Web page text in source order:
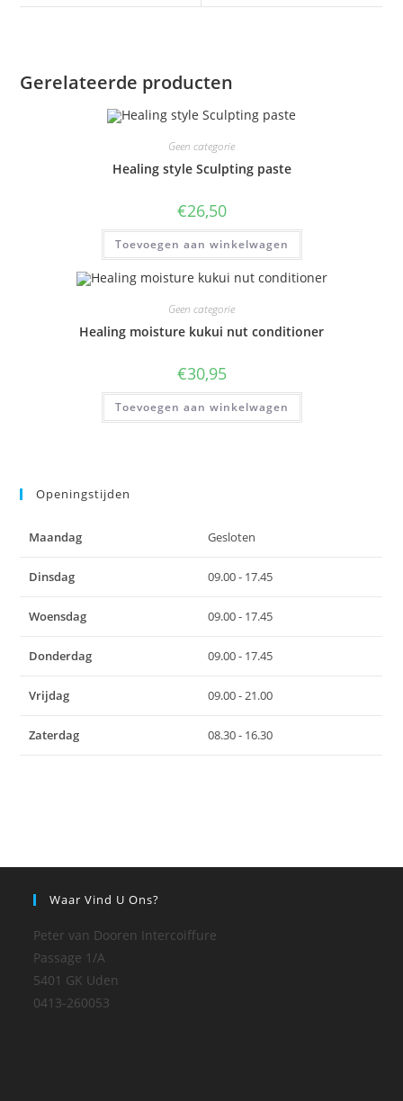
Gerelateerde producten
Geen categorie
Healing style Sculpting paste
€26,50
Toevoegen aan winkelwagen
Geen categorie
Healing moisture kukui nut conditioner
€30,95
Toevoegen aan winkelwagen
Openingstijden
Maandag Gesloten
Dinsdag 09.00 - 17.45
Woensdag 09.00 - 17.45
Donderdag 09.00 - 17.45
Vrijdag 09.00 - 21.00
Zaterdag 08.30 - 16.30
Waar Vind U Ons?
Peter van Dooren Intercoiffure
Passage 1/A
5401 GK Uden
0413-260053